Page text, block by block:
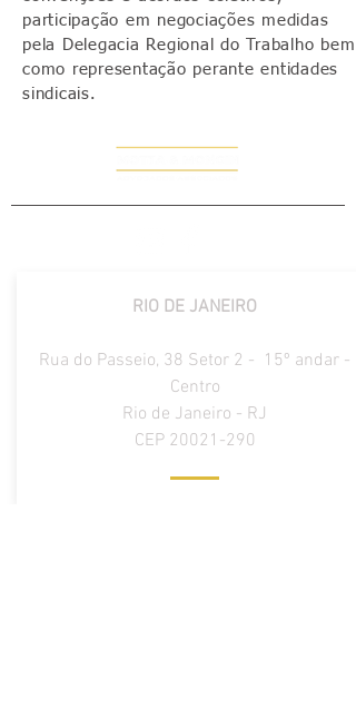
participação em negociações medidas
pela Delegacia Regional do Trabalho bem
como representação perante entidades
sindicais.
RIO DE JANEIRO
Rua do Passeio, 38 Setor 2 - 15º andar -
Centro
Rio de Janeiro - RJ
CEP 20021-290